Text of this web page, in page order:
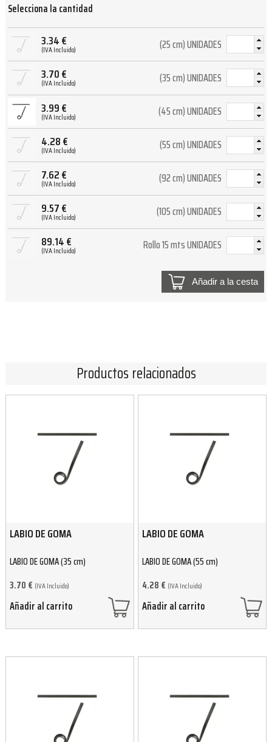
Selecciona la cantidad
3.34€
(IVA Incluido) (25 cm) UNIDADES
3.70€
(IVA Incluido) (35 cm) UNIDADES
3.99€
(IVA Incluido) (45 cm) UNIDADES
4.28€
(IVA Incluido) (55 cm) UNIDADES
7.62€
(IVA Incluido) (92 cm) UNIDADES
9.57€
(IVA Incluido) (105 cm) UNIDADES
89.14€
(IVA Incluido) Rollo 15 mts UNIDADES
Añadir a la cesta
Productos relacionados
LABIO DE GOMA
LABIO DE GOMA (35 cm)
3.70 € (IVA Incluido)
Añadir al carrito
LABIO DE GOMA
LABIO DE GOMA (55 cm)
4.28 € (IVA Incluido)
Añadir al carrito